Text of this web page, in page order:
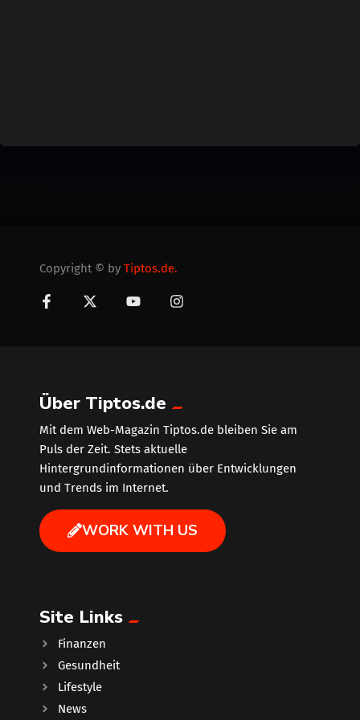
Copyright © by Tiptos.de.
Über Tiptos.de
Mit dem Web-Magazin Tiptos.de bleiben Sie am
Puls der Zeit. Stets aktuelle
Hintergrundinformationen über Entwicklungen
und Trends im Internet.
WORK WITH US
Site Links
Finanzen
Gesundheit
Lifestyle
News